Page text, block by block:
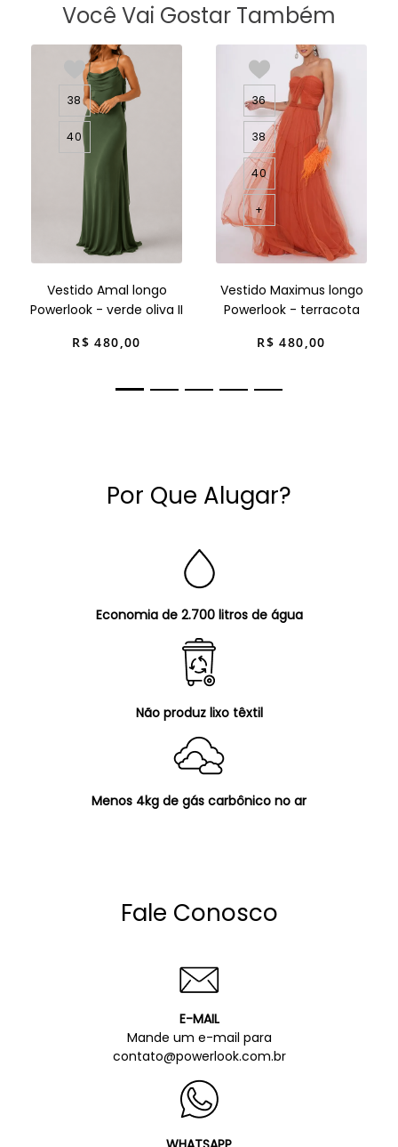
Você Vai Gostar Também
38
40
Vestido Amal longo
Powerlook - verde oliva II
R$ 480,00
36
38
40
+
Vestido Maximus longo
Powerlook - terracota
R$ 480,00
Por Que Alugar?
Economia de 2.700 litros de água
Não produz lixo têxtil
Menos 4kg de gás carbônico no ar
Fale Conosco
E-MAIL
Mande um e-mail para
contato@powerlook.com.br